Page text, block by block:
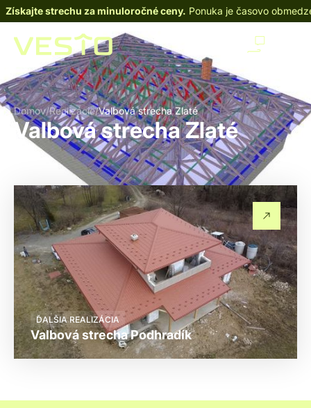
Získajte strechu za minuloročné ceny. Ponuka je časovo
Domov/Realizácie/Valbová strecha Zlaté
Valbová strecha Zlaté
ĎALŠIA REALIZÁCIA
Valbová strecha Podhradík